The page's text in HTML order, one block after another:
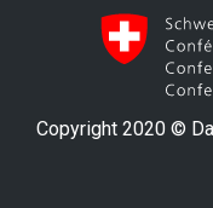
Copyright 2020 ©